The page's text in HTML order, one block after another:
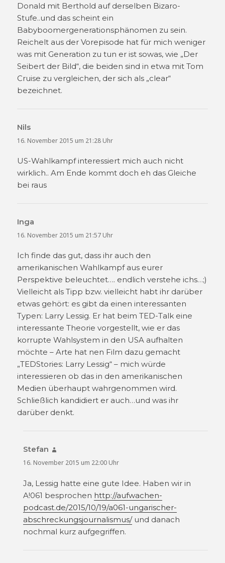
Donald mit Berthold auf derselben Bizaro-
Stufe..und das scheint ein
Babyboomergenerationsphänomen zu sein.
Reichelt aus der Vorepisode hat für mich weniger
was mit Generation zu tun er ist sowas, wie „Der
Seibert der Bild“, die beiden sind in etwa mit Tom
Cruise zu vergleichen, der sich als „clear“
bezeichnet.
Nils
16. November 2015 um 21:28 Uhr
US-Wahlkampf interessiert mich auch nicht
wirklich.. Am Ende kommt doch eh das Gleiche
bei raus
Inga
16. November 2015 um 21:57 Uhr
Ich finde das gut, dass ihr auch den
amerikanischen Wahlkampf aus eurer
Perspektive beleuchtet…. endlich verstehe ichs…;)
Vielleicht als Tipp bzw. vielleicht habt ihr darüber
etwas gehört: es gibt da einen interessanten
Typen: Larry Lessig. Er hat beim TED-Talk eine
interessante Theorie vorgestellt, wie er das
korrupte Wahlsystem in den USA aufhalten
möchte – Arte hat nen Film dazu gemacht
„TEDStories: Larry Lessig“ – mich würde
interessieren ob das in den amerikanischen
Medien überhaupt wahrgenommen wird.
Schließlich kandidiert er auch…und was ihr
darüber denkt.
Stefan
16. November 2015 um 22:00 Uhr
Ja, Lessig hatte eine gute Idee. Haben wir in
A!061 besprochen http://aufwachen-
podcast.de/2015/10/19/a061-ungarischer-
abschreckungsjournalismus/und danach
nochmal kurz aufgegriffen.